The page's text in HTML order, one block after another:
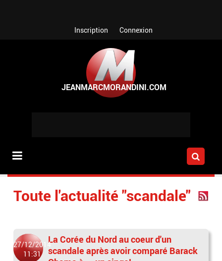
Inscription Connexion
Toute l'actualité "scandale"
27/12/2014
11:31
La Corée du Nord au coeur d'un
scandale après avoir comparé Barack